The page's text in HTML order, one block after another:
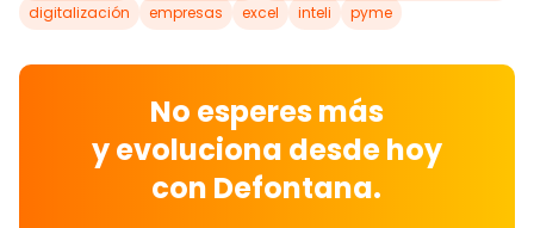
digitalización
empresas excel inteli pyme
No esperes más
yevoluciona desde hoy
con Defontana.